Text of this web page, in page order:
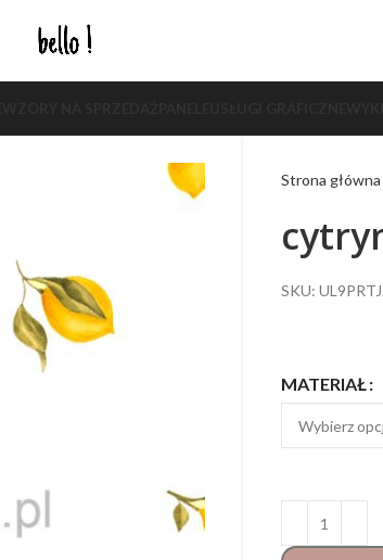
Strona główna
SKU:
MATERIAŁ